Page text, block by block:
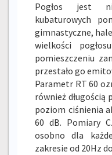
Pogłos jest
kubaturowych
gimnastyczne,
wielkości
pomieszczeniu
przestało go
Parametr RT 60
również długością
poziom ciśnienia
60 dB. Pomiary
osobno dla
zakresie od 20Hz